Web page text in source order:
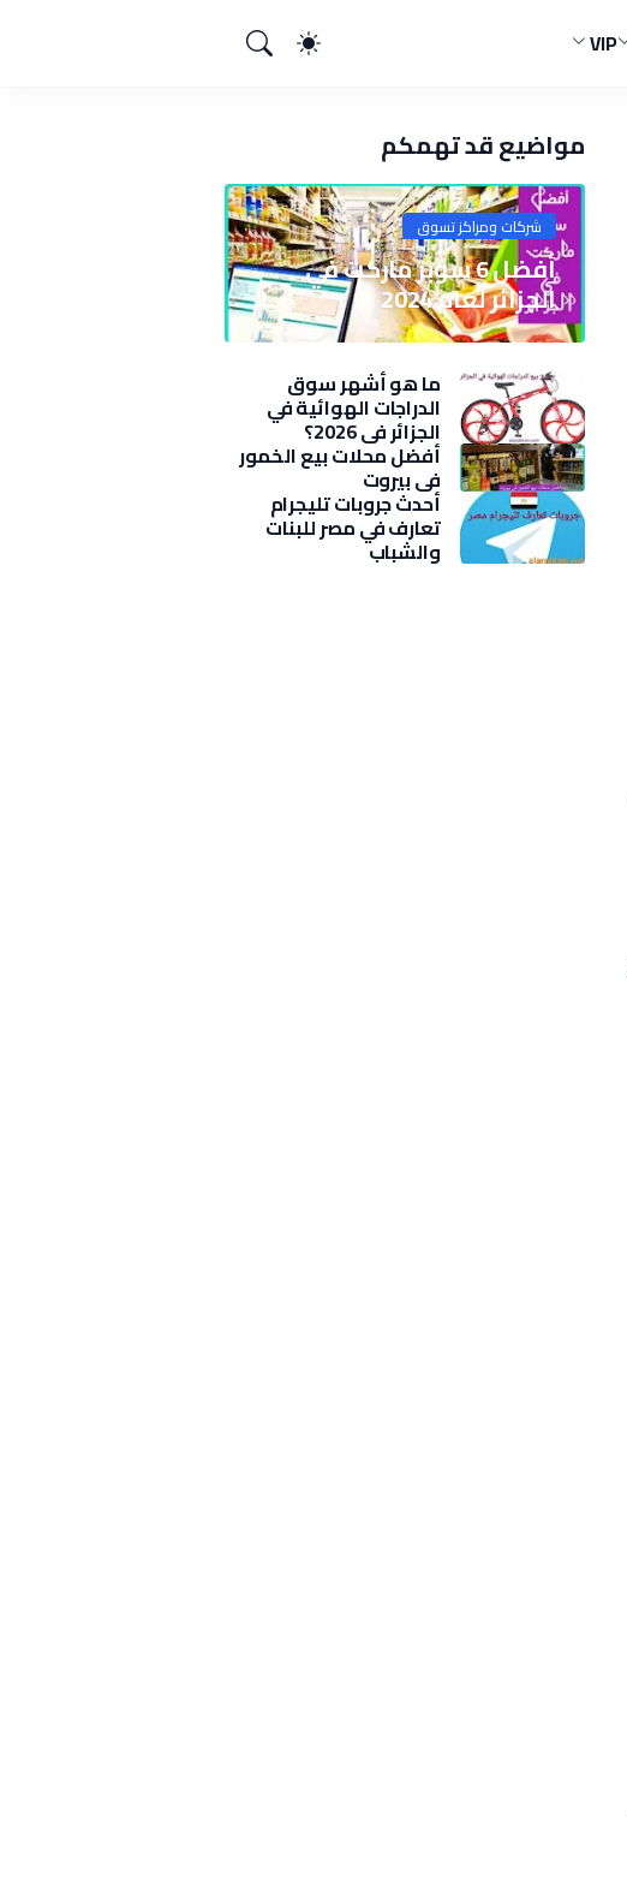
VIP
مواضيع قد تهمكم
شركات ومراكز تسوق
أفضل 6 سوبر ماركت في
الجزائر لعام 2024
ما هو أشهر سوق
الدراجات الهوائية في
الجزائر في 2026؟
أفضل محلات بيع الخمور
في بيروت
أحدث جروبات تليجرام
تعارف في مصر للبنات
والشباب